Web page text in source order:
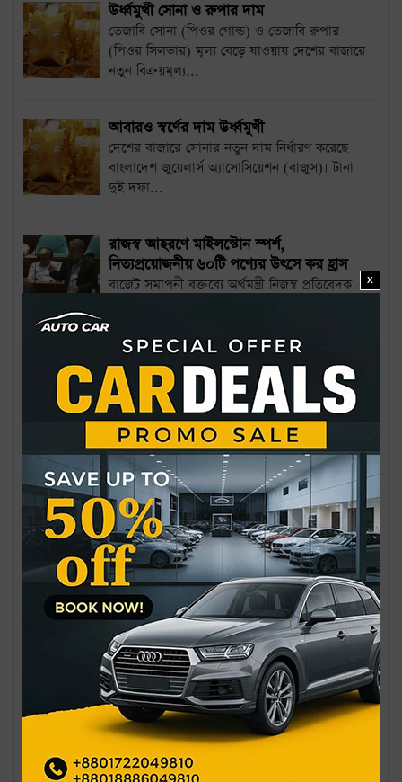
উর্ধ্বমুখী সোনা ও রুপার দাম
তেজাবি সোনা (পিওর গোল্ড) ও তেজাবি রুপার
(পিওর সিলভার) মূল্য বেড়ে যাওয়ায় দেশের বাজারে
নতুন বিক্রয়মূল্য...
আবারও স্বর্ণের দাম উর্ধ্বমুখী
দেশের বাজারে সোনার নতুন দাম নির্ধারণ করেছে
বাংলাদেশ জুয়েলার্স অ্যাসোসিয়েশন (বাজুস)। টানা
দুই দফা...
রাজস্ব আহরণে মাইলস্টোন স্পর্শ,
নিত্যপ্রয়োজনীয় ৬০টি পণ্যের উৎসে কর হ্রাস
বাজেট সমাপনী বক্তব্যে অর্থমন্ত্রী নিজস্ব প্রতিবেদক
বাজেট বাস্তবায়নে আত্মবিশ্বাসী সরকার:
মূল্যস্ফীতি, বিনিয়োগ ও সংস্কারে জোর
বাজেট সমাপনী বক্তব্যে অর্থমন্ত্রী নিজস্ব প্রতিবেদক
প্রস্তাবিত বাজেট বাস্তবায়নের সবচেয়ে বড়...
অর্থনীতি পুনর্গঠনে ব্যয়সংকোচন ও সামাজিক
সুরক্ষায় বিশেষ গুরুত্ব
২০২৫-২৬ অর্থবছরের সম্পূরক বাজেট সংসদে
উত্থাপন নিজস্ব প্রতিবেদক অর্থনীতি পুনর্গঠন,
মূল্যস্ফীতির...
রাজস্ব আদায়ের লক্ষ্য ৬ লাখ ৯৫ হাজার কোটি
টাকা
নিজস্ব প্রতিবেদক আগামী ২০২৬-২৭ অর্থবছরের
বাজেটে রাজস্ব আদায়ের লাখ্যমাত্রা ধরা হয়েছে ৬
লাখ ৯৫...
ঈদে ৭ দিন বন্ধ থাকবে ব্যাংক
আসন্ন ঈদুল আজহা উপলক্ষ্যে আগামী ২৫ মে থেকে
৩১ মে পর্যন্ত টানা সাত দিন দেশের সব ব্যাংক বন্ধ
থাকবে।...
X